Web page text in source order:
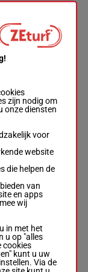
zijn nodig om
onze diensten
voor
website
die helpen de
van
en apps
wij
in met het
u op "alles
cookies
kunt u uw
Via de